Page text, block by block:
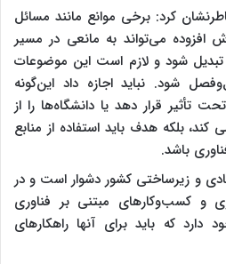
کرد: برخی موانع مانند مسائل
افزوده می‌تواند به مانعی در مسیر
تبدیل شود و لازم است این موضوعات
شود. نباید اجازه داد این‌گونه
تأثیر قرار دهد یا دانشگاه‌ها را از
بلکه هدف باید استفاده از منابع
باشد.
و زیرساختی کشور دشوار است و در
و کسب‌وکارهای مبتنی بر فناوری
که باید برای آنها راهکارهای